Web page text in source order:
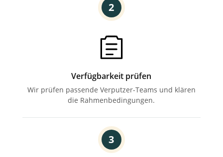
2
Verfügbarkeit prüfen
Wir prüfen passende Verputzer-Teams und klären
die Rahmenbedingungen.
3